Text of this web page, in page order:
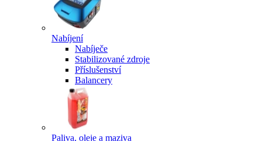
Nabíjení
Nabíječe
Stabilizované zdroje
Příslušenství
Balancery
Paliva, oleje a maziva